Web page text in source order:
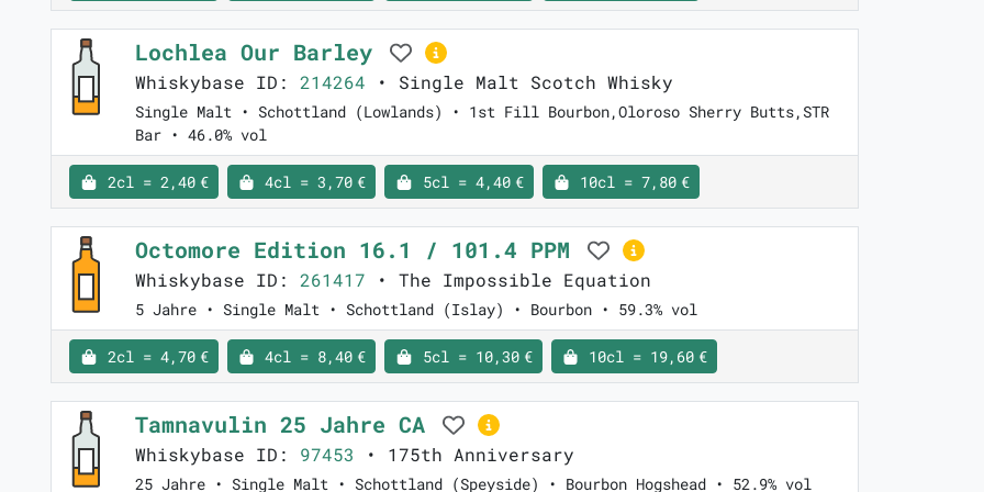
Lochlea Our Barley
Whiskybase ID: 214264 • Single Malt Scotch Whisky
Single Malt • Schottland (Lowlands) • 1st Fill Bourbon,Oloroso Sherry Butts,STR
Bar • 46.0% vol
2cl = 2,40 € 4cl = 3,70 € 5cl = 4,40 € 10cl = 7,80 €
Octomore Edition 16.1 / 101.4 PPM
Whiskybase ID: 261417 • The Impossible Equation
5 Jahre • Single Malt • Schottland (Islay) • Bourbon • 59.3% vol
2cl = 4,70 € 4cl = 8,40 € 5cl = 10,30 € 10cl = 19,60 €
Tamnavulin 25 Jahre CA
Whiskybase ID: 97453 • 175th Anniversary
25 Jahre • Single Malt • Schottland (Speyside) • Bourbon Hogshead • 52.9% vol